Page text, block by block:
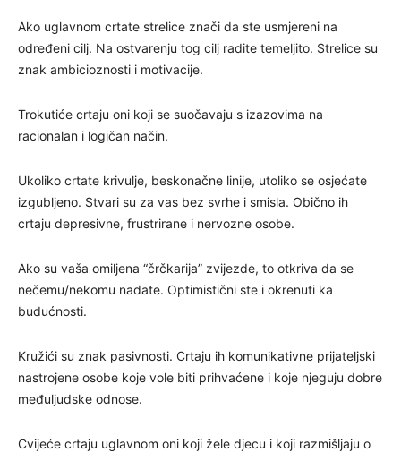
Ako uglavnom crtate strelice znači da ste usmjereni na
određeni cilj. Na ostvarenju tog cilj radite temeljito. Strelice su
znak ambicioznosti i motivacije.
Trokutiće crtaju oni koji se suočavaju s izazovima na
racionalan i logičan način.
Ukoliko crtate krivulje, beskonačne linije, utoliko se osjećate
izgubljeno. Stvari su za vas bez svrhe i smisla. Obično ih
crtaju depresivne, frustrirane i nervozne osobe.
Ako su vaša omiljena “črčkarija” zvijezde, to otkriva da se
nečemu/nekomu nadate. Optimistični ste i okrenuti ka
budućnosti.
Kružići su znak pasivnosti. Crtaju ih komunikativne prijateljski
nastrojene osobe koje vole biti prihvaćene i koje njeguju dobre
međuljudske odnose.
Cvijeće crtaju uglavnom oni koji žele djecu i koji razmišljaju o